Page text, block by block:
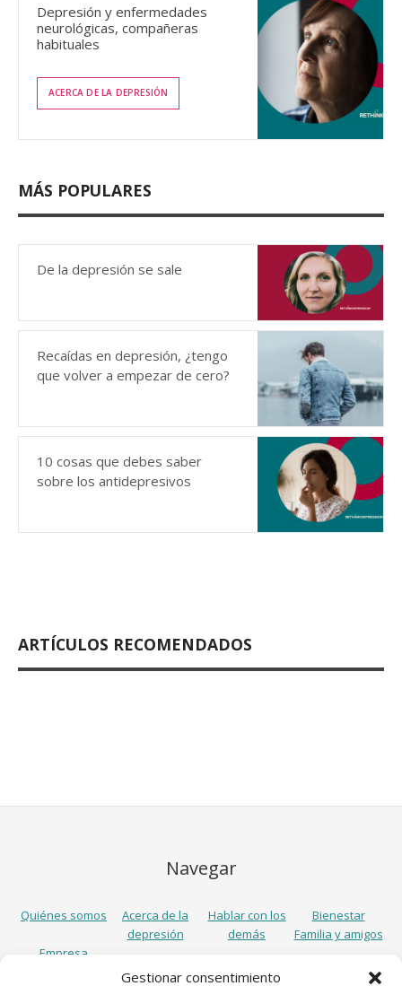
Gestionar consentimiento
Depresión y enfermedades
neurológicas, compañeras
habituales
ACERCA DE LA DEPRESIÓN
MÁS POPULARES
De la depresión se sale
Recaídas en depresión, ¿tengo
que volver a empezar de cero?
10 cosas que debes saber
sobre los antidepresivos
ARTÍCULOS RECOMENDADOS
Navegar
Quiénes somos
Acerca de la
depresión
Hablar con los
demás
Bienestar
Familia y amigos
Empresa